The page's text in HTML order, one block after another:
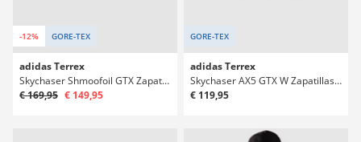
-12% GORE-TEX
adidas Terrex
Skychaser Shmoofoil GTX Zapatillas Deportivas
€ 169,95 € 149,95
GORE-TEX
adidas Terrex
Skychaser AX5 GTX W Zapatillas Deportivas
€ 119,95